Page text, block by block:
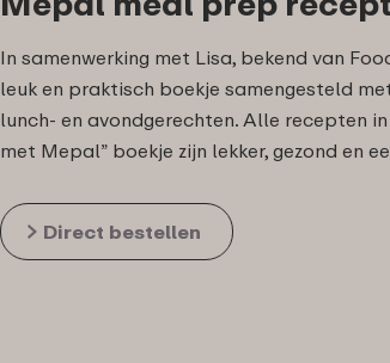
In samenwerking met Lisa, bekend van
leuk en praktisch boekje samengesteld
lunch- en avondgerechten. Alle recepten
met Mepal” boekje zijn lekker, gezond en
Direct bestellen